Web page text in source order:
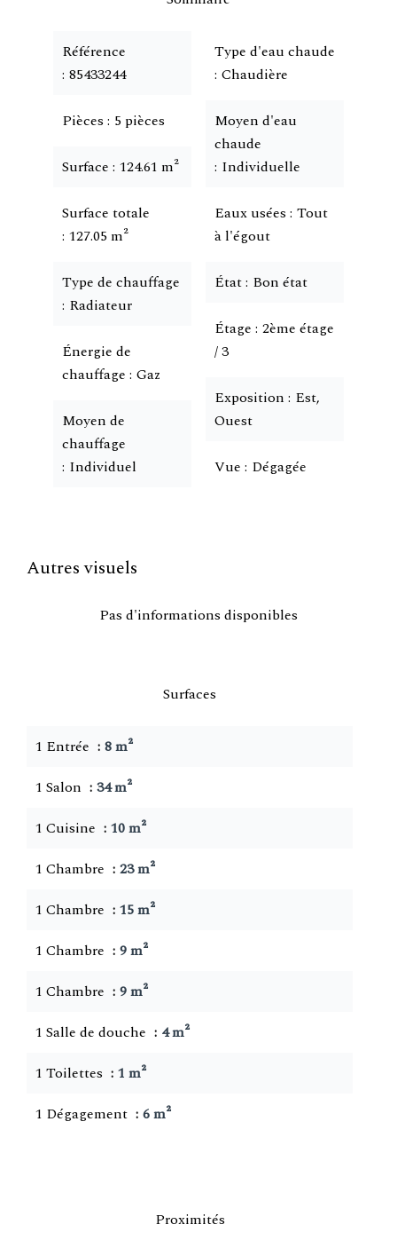
Référence
85433244
Pièces 5 pièces
Surface 124.61 m²
Surface totale
127.05 m²
Type de chauffage
Radiateur
Énergie de
chauffage Gaz
Moyen de
chauffage
Individuel
Type d'eau chaude
Chaudière
Moyen d'eau
chaude
Individuelle
Eaux usées Tout
à l'égout
État Bon état
Étage 2ème étage
/ 3
Exposition Est,
Ouest
Vue Dégagée
Autres visuels
Pas d'informations disponibles
Surfaces
1 Entrée
8 m²
1 Salon
34 m²
1 Cuisine
10 m²
1 Chambre
23 m²
1 Chambre
15 m²
1 Chambre
9 m²
1 Chambre
9 m²
1 Salle de douche
4 m²
1 Toilettes
1 m²
1 Dégagement
6 m²
Proximités